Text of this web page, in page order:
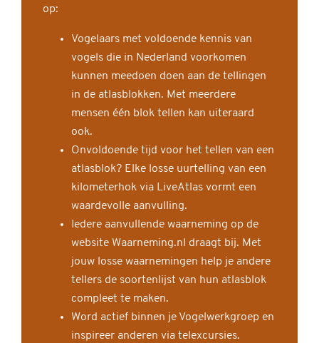
op:
Vogelaars met voldoende kennis van
vogels die in Nederland voorkomen
kunnen meedoen doen aan de tellingen
in de atlasblokken. Met meerdere
mensen één blok tellen kan uiteraard
ook.
Onvoldoende tijd voor het tellen van een
atlasblok? Elke losse uurtelling van een
kilometerhok via LiveAtlas vormt een
waardevolle aanvulling.
Iedere aanvullende waarneming op de
website Waarneming.nl draagt bij. Met
jouw losse waarnemingen help je andere
tellers de soortenlijst van hun atlasblok
compleet te maken.
Word actief binnen je Vogelwerkgroep en
inspireer anderen via telexcursies.